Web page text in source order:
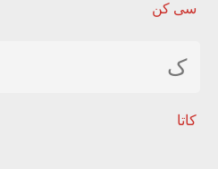
سی کن
ک
کاتا